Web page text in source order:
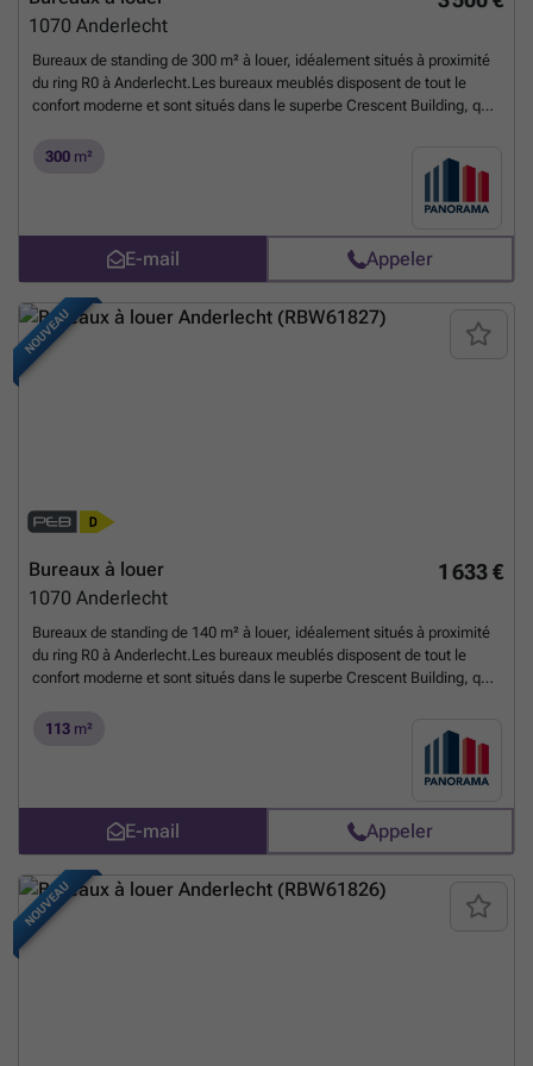
1070 Anderlecht
Bureaux de standing de 300 m² à louer, idéalement situés à proximité
du ring R0 à Anderlecht.Les bureaux meublés disposent de tout le
confort moderne et sont situés dans le superbe Crescent Building, qui
extérieurs, et est entouré d’un agréable parc avec terrasse et étang —
un véritable havre de paix tout en restant proche du R0.D’autres
PANORAMA B2B pour plus d’informations, les plans ou pour organiser
une visite : ###En savoir plus ?
300 m²
E-mail Appeler
NOUVEAU
1 633 €
Bureaux à louer
1070 Anderlecht
Bureaux de standing de 140 m² à louer, idéalement situés à proximité
du ring R0 à Anderlecht.Les bureaux meublés disposent de tout le
confort moderne et sont situés dans le superbe Crescent Building, qui
et extérieurs, et est entouré d’un agréable parc avec terrasse et étang
— un véritable havre de paix tout en restant proche du R0.D’autres
m².Contactez PANORAMA B2B pour plus d’informations, les plans ou
pour organiser une visite : ###En savoir plus ?
113 m²
E-mail Appeler
NOUVEAU